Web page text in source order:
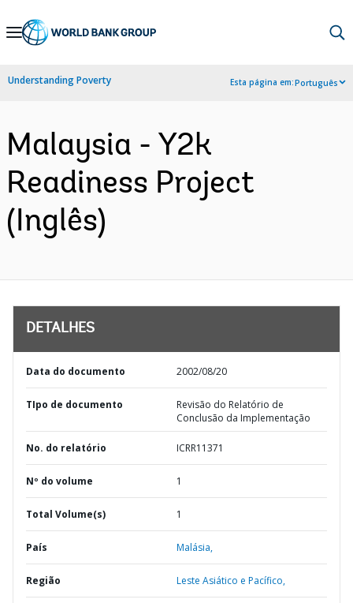
Skip
Navigation
Understanding Poverty Esta página em:Português
Malaysia - Y2k
Readiness Project
(Inglês)
DETALHES
Data do documento 2002/08/20
TIpo de documento
Revisão do Relatório de
Conclusão da Implementação
No. do relatório ICRR11371
Nº do volume 1
Total Volume(s) 1
País Malásia,
Região Leste Asiático e Pacífico,